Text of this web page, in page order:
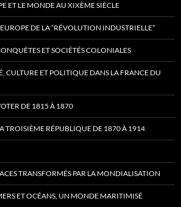
ET LE MONDE AU XIXÈME SIÈCLE
DE LA “RÉVOLUTION INDUSTRIELLE”
ET SOCIÉTÉS COLONIALES
CULTURE ET POLITIQUE DANS LA FRANCE DU
DE 1815 À 1870
TROISIÈME RÉPUBLIQUE DE 1870 À 1914
TRANSFORMÉS PAR LA MONDIALISATION
ET OCÉANS, UN MONDE MARITIMISÉ